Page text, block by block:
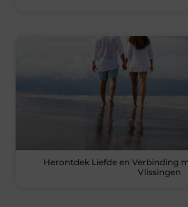
Herontdek Liefde en Verbinding
Vlissingen